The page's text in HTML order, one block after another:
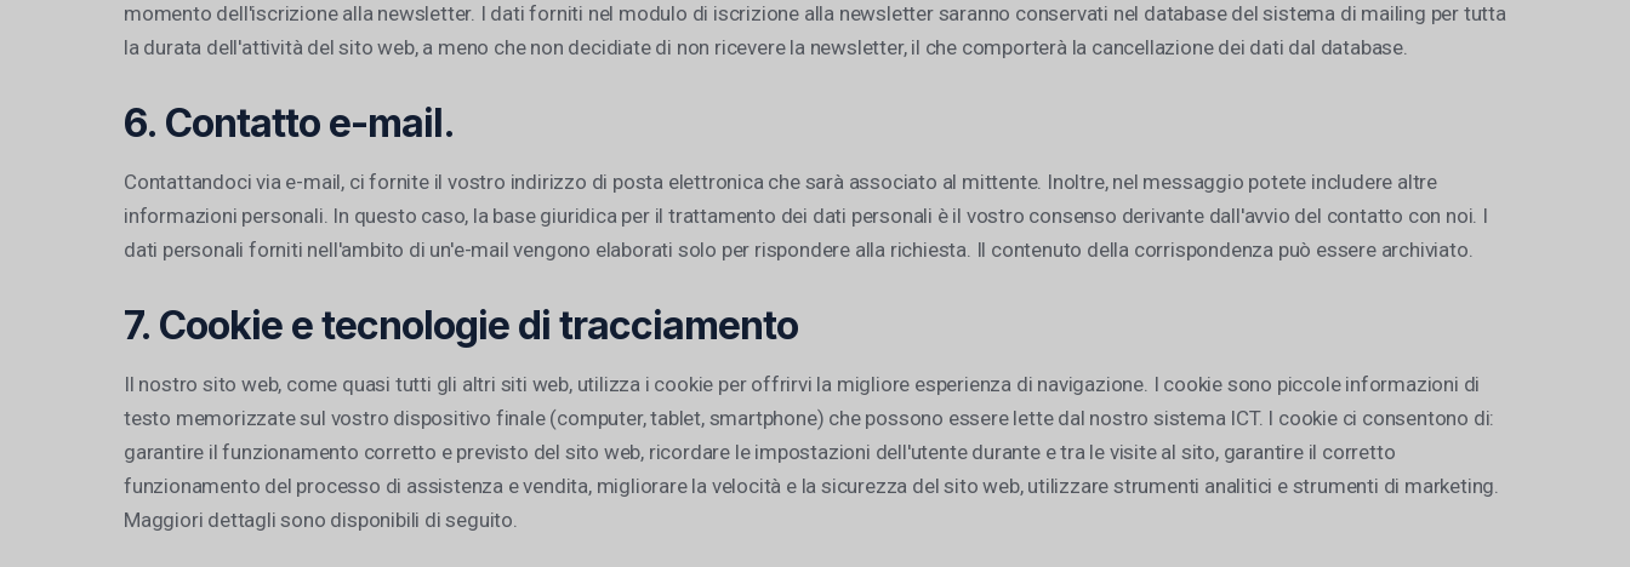
momento dell'iscrizione alla newsletter. I dati forniti nel modulo di iscrizione alla newsletter saranno conservati nel database del sistema di mailing per tutta
la durata dell'attività del sito web, a meno che non decidiate di non ricevere la newsletter, il che comporterà la cancellazione dei dati dal database.
6. Contatto e-mail.
Contattandoci via e-mail, ci fornite il vostro indirizzo di posta elettronica che sarà associato al mittente. Inoltre, nel messaggio potete includere altre
informazioni personali. In questo caso, la base giuridica per il trattamento dei dati personali è il vostro consenso derivante dall'avvio del contatto con noi. I
dati personali forniti nell'ambito di un'e-mail vengono elaborati solo per rispondere alla richiesta. Il contenuto della corrispondenza può essere archiviato.
7. Cookie e tecnologie di tracciamento
Il nostro sito web, come quasi tutti gli altri siti web, utilizza i cookie per offrirvi la migliore esperienza di navigazione. I cookie sono piccole informazioni di
testo memorizzate sul vostro dispositivo finale (computer, tablet, smartphone) che possono essere lette dal nostro sistema ICT. I cookie ci consentono di:
garantire il funzionamento corretto e previsto del sito web, ricordare le impostazioni dell'utente durante e tra le visite al sito, garantire il corretto
funzionamento del processo di assistenza e vendita, migliorare la velocità e la sicurezza del sito web, utilizzare strumenti analitici e strumenti di marketing.
Maggiori dettagli sono disponibili di seguito.